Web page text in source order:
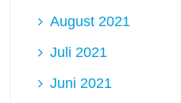
August 2021
Juli 2021
Juni 2021